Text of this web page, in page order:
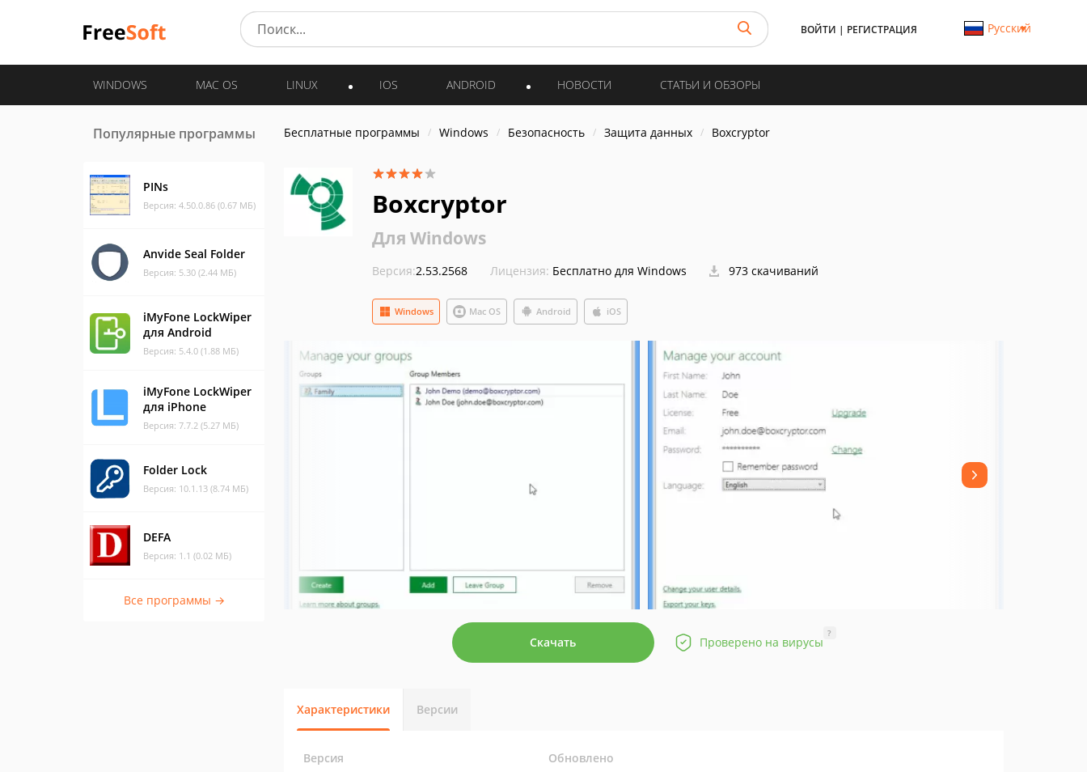
ВОЙТИ | РЕГИСТРАЦИЯ Русский
WINDOWS MAC OS LINUX IOS ANDROID НОВОСТИ СТАТЬИ И ОБЗОРЫ
Популярные программы
PINs
Версия: 4.50.0.86 (0.67 МБ)
Anvide Seal Folder
Версия: 5.30 (2.44 МБ)
iMyFone LockWiper
для Android
Версия: 5.4.0 (1.88 МБ)
iMyFone LockWiper
для iPhone
Версия: 7.7.2 (5.27 МБ)
Folder Lock
Версия: 10.1.13 (8.74 МБ)
DEFA
Версия: 1.1 (0.02 МБ)
Все программы →
Бесплатные программы Windows Безопасность Защита данных Boxcryptor
Boxcryptor
Для Windows
Версия:2.53.2568 Лицензия: Бесплатно для Windows 973 скачиваний
Windows Mac OS Android iOS
Скачать Проверено на вирусы
?
Характеристики Версии
Версия Обновлено